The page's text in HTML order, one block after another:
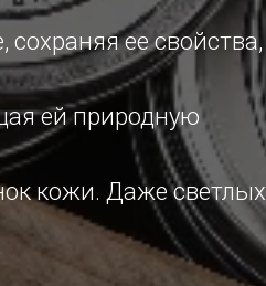
ее свойства,
ей природную
кожи. Даже светлых